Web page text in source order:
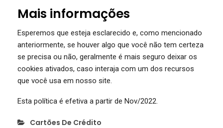
Mais informações
Esperemos que esteja esclarecido e, como mencionado
anteriormente, se houver algo que você não tem certeza
se precisa ou não, geralmente é mais seguro deixar os
cookies ativados, caso interaja com um dos recursos
que você usa em nosso site.
Esta política é efetiva a partir de Nov/2022.
Cartões De Crédito